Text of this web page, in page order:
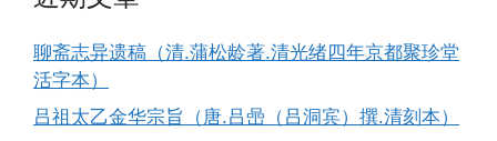
聊斋志异遗稿（清.蒲松龄著.清光绪四年京都聚珍堂
活字本）
吕祖太乙金华宗旨（唐.吕喦（吕洞宾）撰.清刻本）